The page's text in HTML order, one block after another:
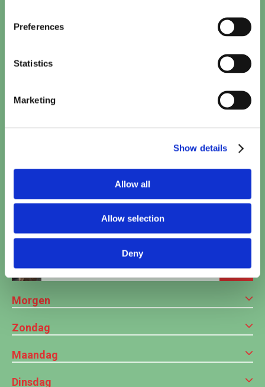
Preferences
Statistics
Marketing
Show details
Allow all
Allow selection
Deny
TICKETS
17:10
TICKETS
Khali Balak Min Nafsi
TICKETS
Morgen
Zondag
Maandag
Dinsdag